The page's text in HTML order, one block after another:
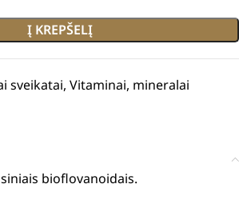
Į KREPŠELĮ
sveikatai, Vitaminai, mineralai
bioflovanoidais.